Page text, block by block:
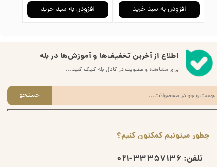
افزودن به سبد خرید افزودن به سبد خرید
چطور میتونیم کمکتون کنیم؟
تلفن: 33357136-021
اطلاع از آخرین تخفیف‌ها و آموزش‌ها در بله
برای مشاهده و عضویت در کانال بله کلیک کنید...
جستجو